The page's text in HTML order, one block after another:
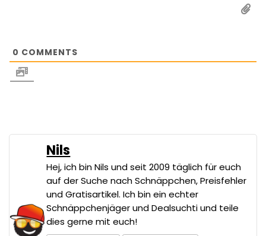
0 COMMENTS
Nils
Hej, ich bin Nils und seit 2009 täglich für euch
auf der Suche nach Schnäppchen, Preisfehler
und Gratisartikel. Ich bin ein echter
Schnäppchenjäger und Dealsuchti und teile
dies gerne mit euch!